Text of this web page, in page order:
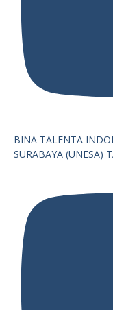
BINA TALENTA
SURABAYA (UNESA)